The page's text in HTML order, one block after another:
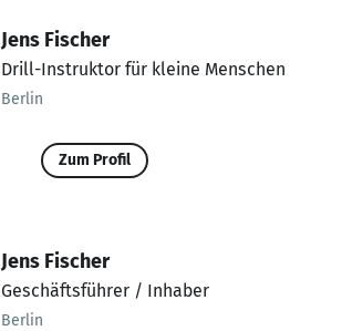
Jens Fischer
Drill-Instruktor für kleine Menschen
Berlin
Zum Profil
Jens Fischer
Geschäftsführer / Inhaber
Berlin